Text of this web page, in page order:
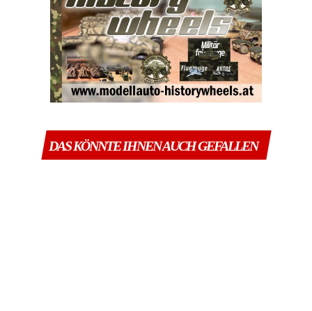
DAS KÖNNTE IHNEN AUCH GEFALLEN